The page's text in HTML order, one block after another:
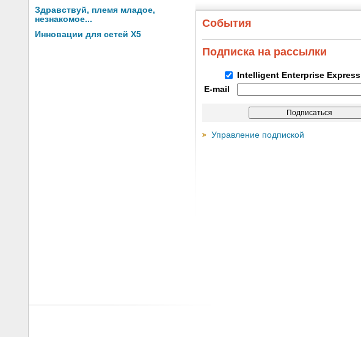
Здравствуй, племя младое,
незнакомое...
Инновации для сетей X5
События
Подписка на рассылки
Intelligent Enterprise Express
E-mail
Управление подпиской